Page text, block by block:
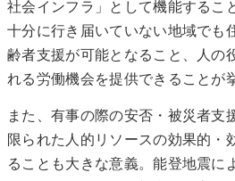
社会インフラ」として機能するこ
十分に行き届いていない地域でも
齢者支援が可能となること、人の
れる労働機会を提供できることが
また、有事の際の安否・被災者支
限られた人的リソースの効果的・
ることも大きな意義。能登地震に